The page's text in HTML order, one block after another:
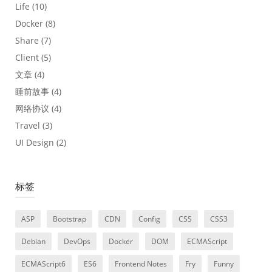
Life (10)
Docker (8)
Share (7)
Client (5)
文章 (4)
睡前故事 (4)
网络协议 (4)
Travel (3)
UI Design (2)
标签
ASP Bootstrap CDN Config CSS CSS3
Debian DevOps Docker DOM ECMAScript
ECMAScript6 ES6 Frontend Notes Fry Funny